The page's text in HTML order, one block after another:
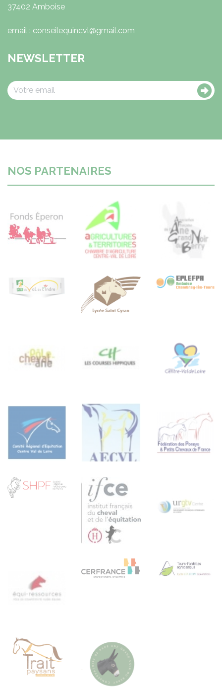
37402 Amboise
email : conseilequincvl@gmail.com
NEWSLETTER
NOS PARTENAIRES